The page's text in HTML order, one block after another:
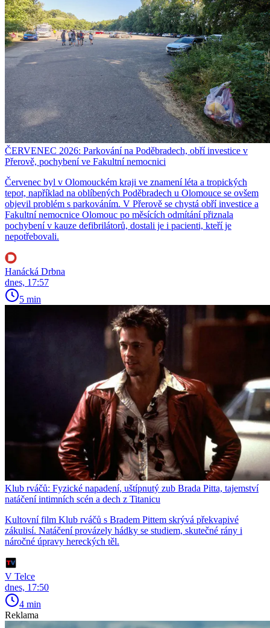
ČERVENEC 2026: Parkování na Poděbradech, obří investice v
Přerově, pochybení ve Fakultní nemocnici
Červenec byl v Olomouckém kraji ve znamení léta a tropických
tepot, například na oblíbených Poděbradech u Olomouce se ovšem
objevil problém s parkováním. V Přerově se chystá obří investice a
Fakultní nemocnice Olomouc po měsících odmítání přiznala
pochybení v kauze defibrilátorů, dostali je i pacienti, kteří je
nepotřebovali.
Hanácká Drbna
dnes, 17:57
5 min
Klub rváčů: Fyzické napadení, uštípnutý zub Brada Pitta, tajemství
natáčení intimních scén a dech z Titanicu
Kultovní film Klub rváčů s Bradem Pittem skrývá překvapivé
zákulisí. Natáčení provázely hádky se studiem, skutečné rány i
náročné úpravy hereckých těl.
V Telce
dnes, 17:50
4 min
Reklama